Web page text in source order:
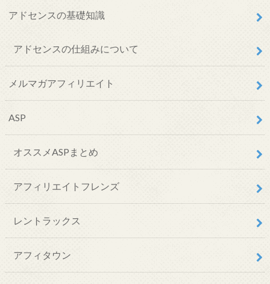
アドセンスの基礎知識
アドセンスの仕組みについて
メルマガアフィリエイト
ASP
オススメASPまとめ
アフィリエイトフレンズ
レントラックス
アフィタウン